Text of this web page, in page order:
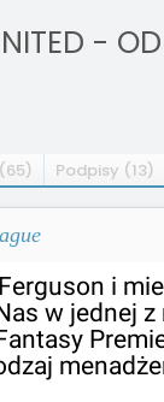
-
Podpisy (13)
i
w jednej